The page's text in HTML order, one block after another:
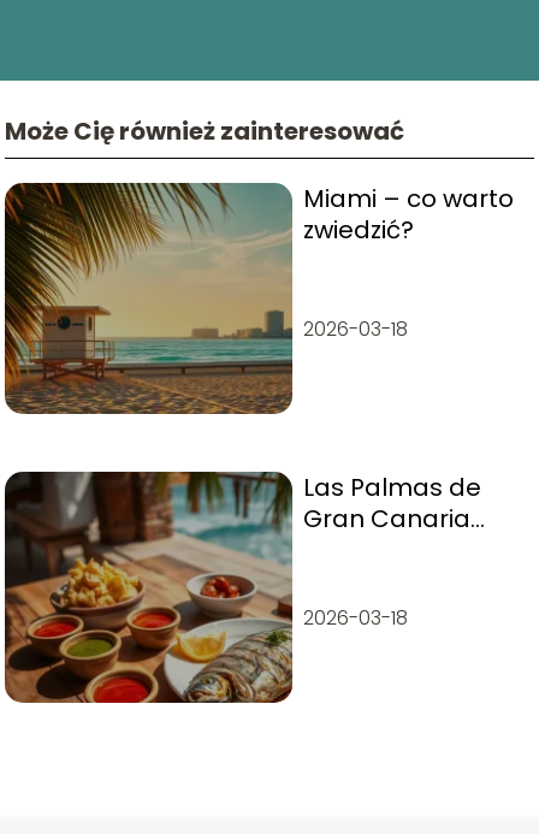
Może Cię również zainteresować
Miami – co warto
zwiedzić?
2026-03-18
Las Palmas de
Gran Canaria
2026-03-18